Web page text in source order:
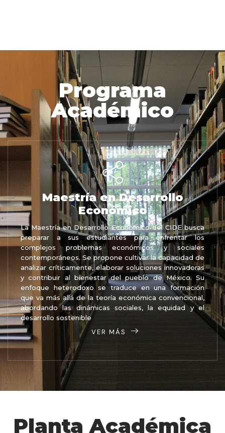
Programa
Académico
Maestría en Desarrollo
Económico
La Maestría en Desarrollo Económico del CIDE busca
preparar a sus estudiantes para enfrentar los
complejos problemas económicos y sociales
contemporáneos. Se propone cultivar la capacidad de
analizar críticamente, elaborar soluciones innovadoras
y contribuir al bienestar del pueblo de México. Su
enfoque heterodoxo se traduce en una formación
que va más allá de la teoría económica convencional,
abordando las dinámicas sociales, la equidad y el
desarrollo sostenible
VER MÁS
Planta Académica